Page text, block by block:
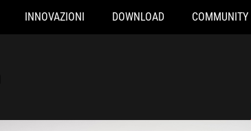
INNOVAZIONI DOWNLOAD COMMUNITY